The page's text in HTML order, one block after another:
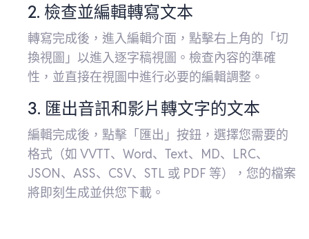
2. 檢查並編輯轉寫文本
轉寫完成後，進入編輯介面，點擊右上角的「切
換視圖」以進入逐字稿視圖。檢查內容的準確
性，並直接在視圖中進行必要的編輯調整。
3. 匯出音訊和影片轉文字的文本
編輯完成後，點擊「匯出」按鈕，選擇您需要的
格式（如 VVTT、Word、Text、MD、LRC、
JSON、ASS、CSV、STL 或 PDF 等），您的檔案
將即刻生成並供您下載。